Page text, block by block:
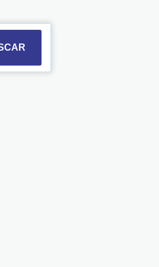
select a date. Press the
and select a date.